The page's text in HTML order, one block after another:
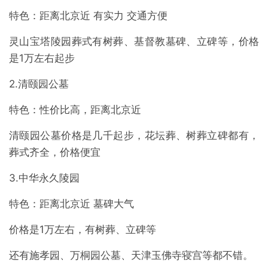
特色：距离北京近 有实力 交通方便
灵山宝塔陵园葬式有树葬、基督教墓碑、立碑等，价格
是1万左右起步
2.清颐园公墓
特色：性价比高，距离北京近
清颐园公墓价格是几千起步，花坛葬、树葬立碑都有，
葬式齐全，价格便宜
3.中华永久陵园
特色：距离北京近 墓碑大气
价格是1万左右，有树葬、立碑等
还有施孝园、万桐园公墓、天津玉佛寺寝宫等都不错。